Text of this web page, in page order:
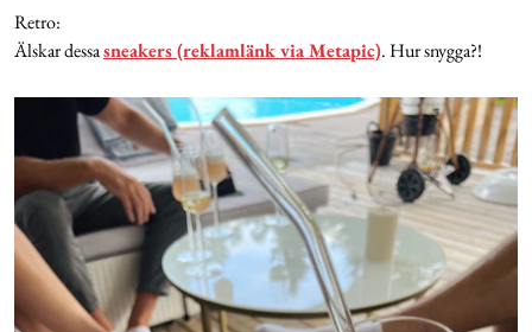
Retro:
Älskar dessasneakers (reklamlänk via Metapic). Hur snygga?!